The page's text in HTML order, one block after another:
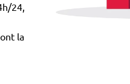
24,
la